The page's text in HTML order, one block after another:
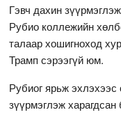
Гэвч дахин
Рубио коллежийн
талаар хошигноход
Трамп сэрээгүй юм.
Рубиог ярьж
зүүрмэглэж харагдсан